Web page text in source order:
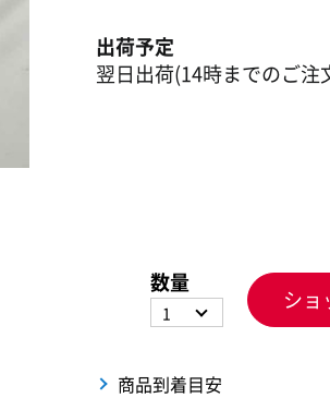
出荷予定
翌日出荷(14時までのご注
数量
1 ショ
商品到着目安